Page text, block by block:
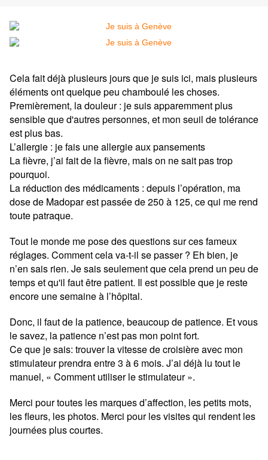
Cela fait déjà plusieurs jours que je suis ici, mais plusieurs
éléments ont quelque peu chamboulé les choses.
Premièrement, la douleur : je suis apparemment plus
sensible que d'autres personnes, et mon seuil de tolérance
est plus bas.
L’allergie : je fais une allergie aux pansements
La fièvre, j’ai fait de la fièvre, mais on ne sait pas trop
pourquoi.
La réduction des médicaments : depuis l’opération, ma
dose de Madopar est passée de 250 à 125, ce qui me rend
toute patraque.
Tout le monde me pose des questions sur ces fameux
réglages. Comment cela va-t-il se passer ? Eh bien, je
n’en sais rien. Je sais seulement que cela prend un peu de
temps et qu'il faut être patient. Il est possible que je reste
encore une semaine à l’hôpital.
Donc, il faut de la patience, beaucoup de patience. Et vous
le savez, la patience n’est pas mon point fort.
Ce que je sais: trouver la vitesse de croisière avec mon
stimulateur prendra entre 3 à 6 mois. J’ai déjà lu tout le
manuel, « Comment utiliser le stimulateur ».
Merci pour toutes les marques d’affection, les petits mots,
les fleurs, les photos. Merci pour les visites qui rendent les
journées plus courtes.